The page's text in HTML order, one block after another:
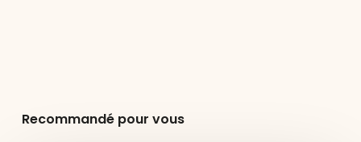
Recommandé pour vous